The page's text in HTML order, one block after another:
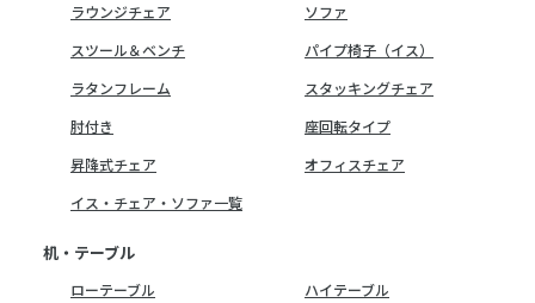
ラウンジチェア
ソファ
スツール＆ベンチ
パイプ椅子（イス）
ラタンフレーム
スタッキングチェア
肘付き
座回転タイプ
昇降式チェア
オフィスチェア
イス・チェア・ソファ一覧
机・テーブル
ローテーブル
ハイテーブル